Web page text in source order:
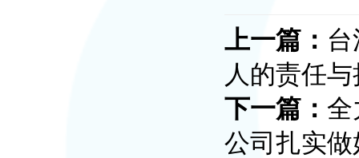
上一篇：
人的责任
下一篇：
公司扎实